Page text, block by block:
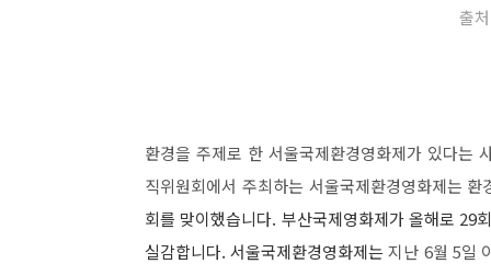
출
환경을 주제로 한 서울국제환경영화제가 있다는
직위원회에서 주최하는 서울국제환경영화제는
회를 맞이했습니다. 부산국제영화제가 올해로 29
실감합니다. 서울국제환경영화제는지난 6월 5일